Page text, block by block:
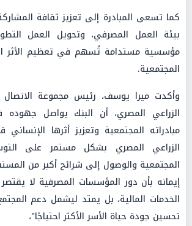
كما تسعى المبادرة إلى تعزيز ثقافة
بيئة العمل المصرفي، وتحويل العمل
مؤسسية مستدامة تُسهم في تعظيم الأثر
المجتمعية.
وأكدت ميرا يوسف، رئيس مجموعة
الزراعي المصري، أن البنك يواصل
مبادراته المجتمعية وتعزيز أثرها الإنساني
الزراعي المصري بشكل مستمر على
المجتمعية والوصول إلى شرائح أكبر من
إيمانه بأن دور المؤسسات المصرفية لا
الخدمات المالية، بل يمتد ليشمل دعم
تحسين جودة حياة الأسر الأكثر احتياجًا"،